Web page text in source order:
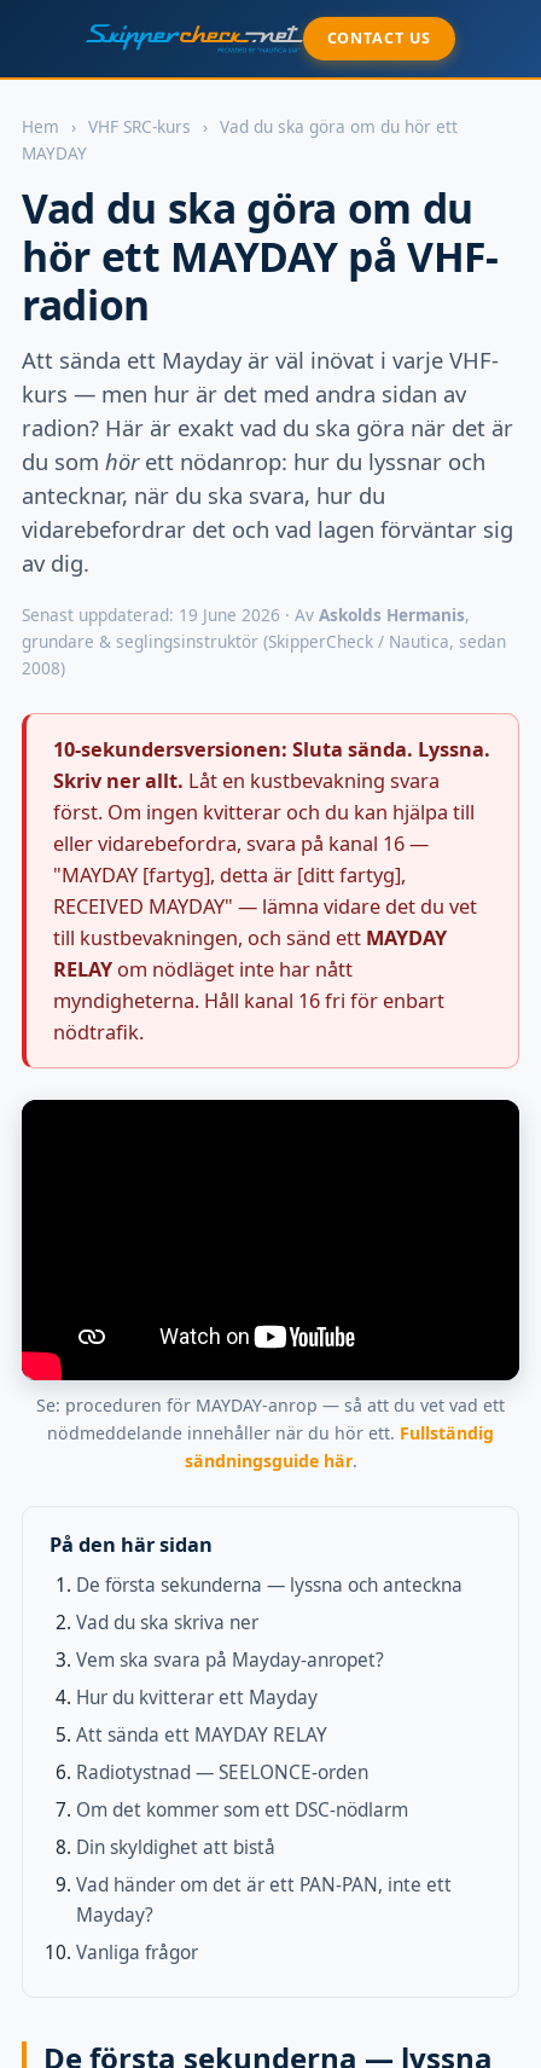
CONTACT US
Hem › VHF SRC-kurs › Vad du ska göra om du hör ett
MAYDAY
Vad du ska göra om du
hör ett MAYDAY på VHF-
radion
Att sända ett Mayday är väl inövat i varje VHF-
kurs — men hur är det med andra sidan av
radion? Här är exakt vad du ska göra när det är
du som hörett nödanrop: hur du lyssnar och
antecknar, när du ska svara, hur du
vidarebefordrar det och vad lagen förväntar sig
av dig.
Senast uppdaterad: 19 June 2026 · Av Askolds Hermanis,
grundare & seglingsinstruktör (SkipperCheck / Nautica, sedan
2008)
10-sekundersversionen: Sluta sända. Lyssna.
Skriv ner allt. Låt en kustbevakning svara
först. Om ingen kvitterar och du kan hjälpa till
eller vidarebefordra, svara på kanal 16 —
"MAYDAY [fartyg], detta är [ditt fartyg],
RECEIVED MAYDAY" — lämna vidare det du vet
till kustbevakningen, och sänd ett MAYDAY
RELAY om nödläget inte har nått
myndigheterna. Håll kanal 16 fri för enbart
nödtrafik.
Se: proceduren för MAYDAY-anrop — så att du vet vad ett
nödmeddelande innehåller när du hör ett. Fullständig
sändningsguide här.
På den här sidan
De första sekunderna — lyssna och anteckna
Vad du ska skriva ner
Vem ska svara på Mayday-anropet?
Hur du kvitterar ett Mayday
Att sända ett MAYDAY RELAY
Radiotystnad — SEELONCE-orden
Om det kommer som ett DSC-nödlarm
Din skyldighet att bistå
Vad händer om det är ett PAN-PAN, inte ett
Mayday?
Vanliga frågor
De första sekunderna — lyssna